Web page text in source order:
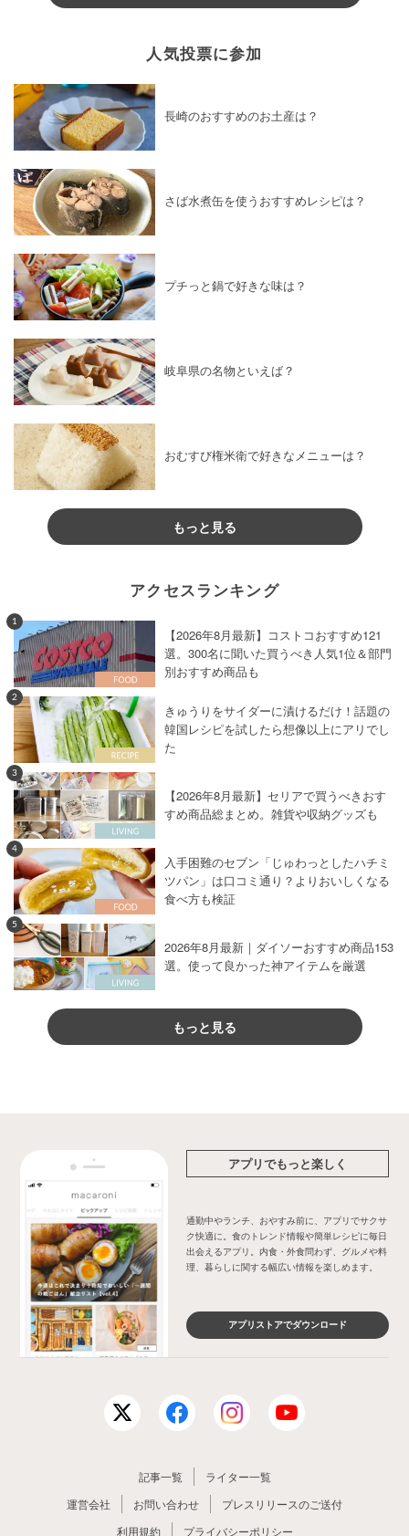
人気投票に参加
長崎のおすすめのお土産は？
さば水煮缶を使うおすすめレシピは？
プチっと鍋で好きな味は？
岐阜県の名物といえば？
おむすび権米衛で好きなメニューは？
もっと見る
アクセスランキング
1
【2026年8月最新】コストコおすすめ121
選。300名に聞いた買うべき人気1位＆部門
別おすすめ商品も
2
きゅうりをサイダーに漬けるだけ！話題の
韓国レシピを試したら想像以上にアリでし
た
3
【2026年8月最新】セリアで買うべきおす
すめ商品総まとめ。雑貨や収納グッズも
4
入手困難のセブン「じゅわっとしたハチミ
ツパン」は口コミ通り？よりおいしくなる
食べ方も検証
5
2026年8月最新｜ダイソーおすすめ商品153
選。使って良かった神アイテムを厳選
もっと見る
アプリでもっと楽しく
通勤中やランチ、おやすみ前に、アプリでサクサ
ク快適に。食のトレンド情報や簡単レシピに毎日
出会えるアプリ。内食・外食問わず、グルメや料
理、暮らしに関する幅広い情報を楽しめます。
アプリストアでダウンロード
記事一覧
ライター一覧
運営会社
お問い合わせ
プレスリリースのご送付
利用規約
プライバシーポリシー